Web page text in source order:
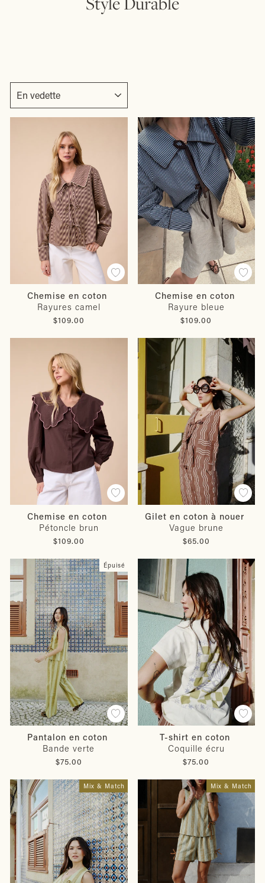
Chemise en coton
Rayures camel
$109.00
Chemise en coton
Rayure bleue
$109.00
Chemise en coton
Pétoncle brun
$109.00
Gilet en coton à nouer
Vague brune
$65.00
Épuisé
Pantalon en coton
Bande verte
$75.00
T-shirt en coton
Coquille écru
$75.00
Mix & Match Mix & Match